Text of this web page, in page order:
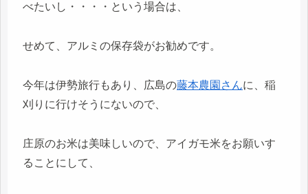
べたいし・・・・という場合は、
せめて、アルミの保存袋がお勧めです。
今年は伊勢旅行もあり、広島の藤本農園さんに、稲
刈りに行けそうにないので、
庄原のお米は美味しいので、アイガモ米をお願いす
ることにして、